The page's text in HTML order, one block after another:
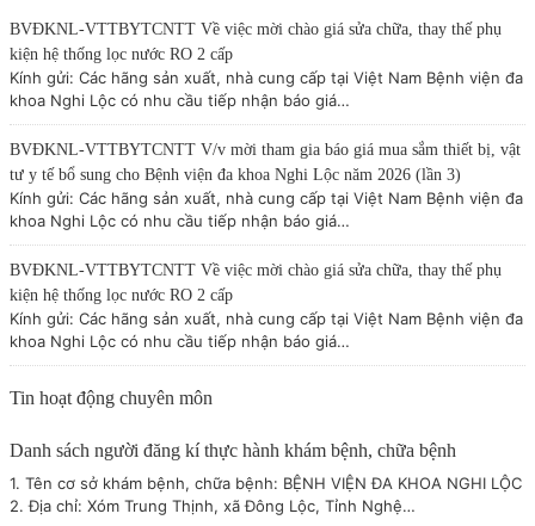
BVĐKNL-VTTBYTCNTT Về việc mời chào giá sửa chữa, thay thế phụ
kiện hệ thống lọc nước RO 2 cấp
Kính gửi: Các hãng sản xuất, nhà cung cấp tại Việt Nam Bệnh viện đa
khoa Nghi Lộc có nhu cầu tiếp nhận báo giá…
BVĐKNL-VTTBYTCNTT V/v mời tham gia báo giá mua sắm thiết bị, vật
tư y tế bổ sung cho Bệnh viện đa khoa Nghi Lộc năm 2026 (lần 3)
Kính gửi: Các hãng sản xuất, nhà cung cấp tại Việt Nam Bệnh viện đa
khoa Nghi Lộc có nhu cầu tiếp nhận báo giá…
BVĐKNL-VTTBYTCNTT Về việc mời chào giá sửa chữa, thay thế phụ
kiện hệ thống lọc nước RO 2 cấp
Kính gửi: Các hãng sản xuất, nhà cung cấp tại Việt Nam Bệnh viện đa
khoa Nghi Lộc có nhu cầu tiếp nhận báo giá…
Tin hoạt động chuyên môn
Danh sách người đăng kí thực hành khám bệnh, chữa bệnh
1. Tên cơ sở khám bệnh, chữa bệnh: BỆNH VIỆN ĐA KHOA NGHI LỘC
2. Địa chỉ: Xóm Trung Thịnh, xã Đông Lộc, Tỉnh Nghệ…